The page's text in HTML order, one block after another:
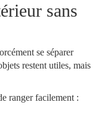
sans
se séparer
restent utiles, mais
ranger facilement :